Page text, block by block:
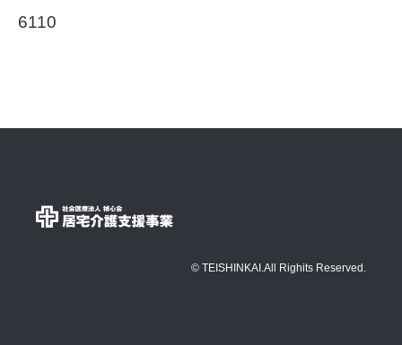
6110
© TEISHINKAI.All Righits Reserved.